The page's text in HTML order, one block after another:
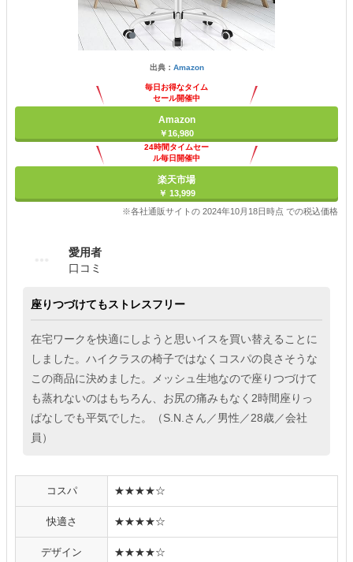
出典： Amazon
毎日お得なタイム
セール開催中
Amazon
￥16,980
24時間タイムセー
ル毎日開催中
楽天市場
￥ 13,999
※各社通販サイトの 2024年10月18日時点 での税込価格
愛用者
口コミ
座りつづけてもストレスフリー
在宅ワークを快適にしようと思いイスを買い替えることに
しました。ハイクラスの椅子ではなくコスパの良さそうな
この商品に決めました。メッシュ生地なので座りつづけて
も蒸れないのはもちろん、お尻の痛みもなく2時間座りっ
ぱなしでも平気でした。（S.N.さん／男性／28歳／会社
員）
コスパ ★★★★☆
快適さ ★★★★☆
デザイン ★★★★☆